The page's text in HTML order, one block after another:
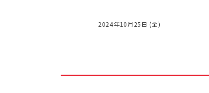
2024年10月25日 (金)